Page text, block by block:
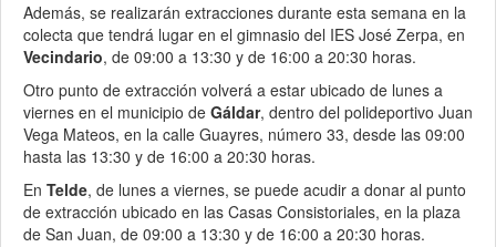
Además, se realizarán extracciones durante esta semana en la
colecta que tendrá lugar en el gimnasio del IES José Zerpa, en
Vecindario, de 09:00 a 13:30 y de 16:00 a 20:30 horas.
Otro punto de extracción volverá a estar ubicado de lunes a
viernes en el municipio de Gáldar, dentro del polideportivo Juan
Vega Mateos, en la calle Guayres, número 33, desde las 09:00
hasta las 13:30 y de 16:00 a 20:30 horas.
En Telde, de lunes a viernes, se puede acudir a donar al punto
de extracción ubicado en las Casas Consistoriales, en la plaza
de San Juan, de 09:00 a 13:30 y de 16:00 a 20:30 horas.